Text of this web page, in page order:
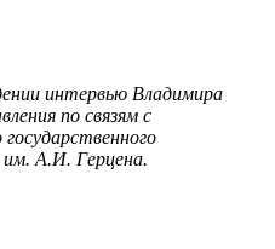
интервью Владимира
по связям с
им. А.И. Герцена.